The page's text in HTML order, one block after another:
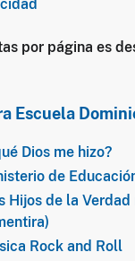
por página es
Escuela
Dios me hizo?
de
Hijos de la Verdad
Rock and Roll